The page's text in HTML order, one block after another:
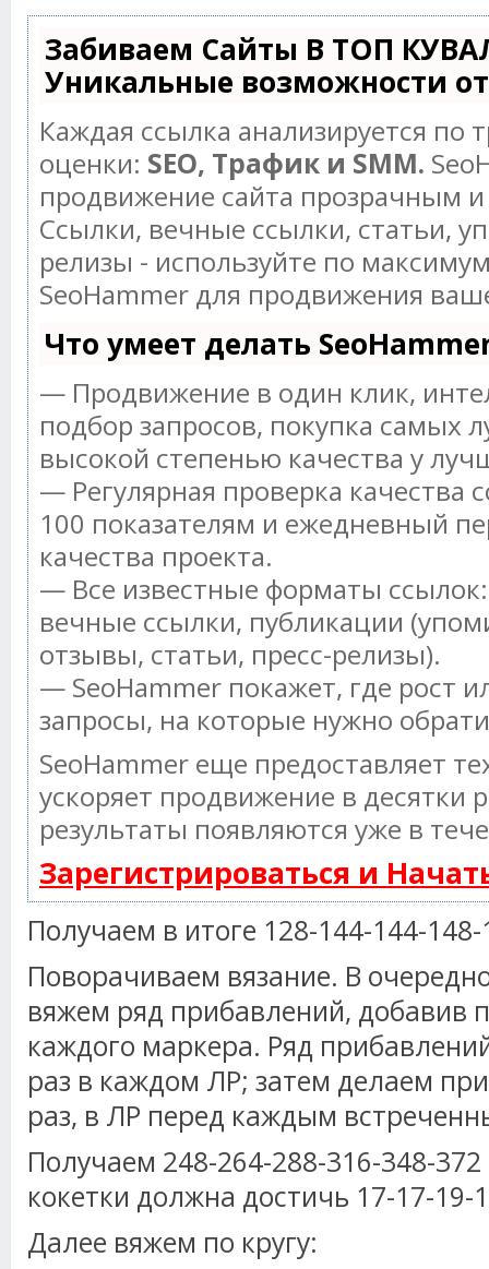
Забиваем Сайты В ТОП
Уникальные возможности
Каждая ссылка анализируется по
оценки: SEO, Трафик и SMM.
продвижение сайта прозрачным
Ссылки, вечные ссылки, статьи,
релизы - используйте по
SeoHammer для продвижения
Что умеет делать
— Продвижение в один клик,
подбор запросов, покупка самых
высокой степенью качества у
— Регулярная проверка качества
100 показателям и ежедневный
качества проекта.
— Все известные форматы
вечные ссылки, публикации
отзывы, статьи, пресс-релизы).
— SeoHammer покажет, где рост
запросы, на которые нужно
SeoHammer еще предоставляет
ускоряет продвижение в десятки
результаты появляются уже в
Зарегистрироваться и
Получаем в итоге 128-144-144-
Поворачиваем вязание. В
вяжем ряд прибавлений, добавив
каждого маркера. Ряд
раз в каждом ЛР; затем делаем
раз, в ЛР перед каждым
Получаем 248-264-288-316-348-
кокетки должна достичь 17-17-19-
Далее вяжем по кругу: